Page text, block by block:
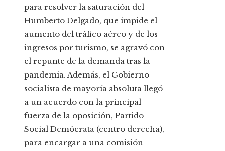
para resolver la saturación del
Humberto Delgado, que impide el
aumento del tráfico aéreo y de los
ingresos por turismo, se agravó con
el repunte de la demanda tras la
pandemia. Además, el Gobierno
socialista de mayoría absoluta llegó
a un acuerdo con la principal
fuerza de la oposición, Partido
Social Demócrata (centro derecha),
para encargar a una comisión